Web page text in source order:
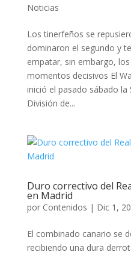
Noticias
Los tinerfeños se
dominaron el segundo y
empatar, sin embargo,
momentos decisivos El
inició el pasado sábado la
División de...
Duro correctivo del
en Madrid
por Contenidos | Dic 1,
El combinado canario se
recibiendo una dura